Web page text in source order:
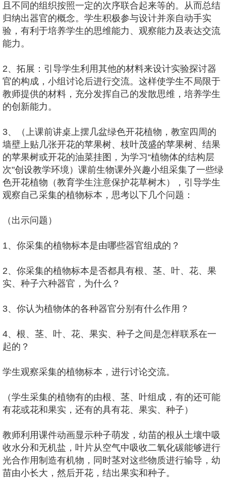
且不同的组织按照一定的次序联合起来等的。从而总结
归纳出器官的概念。学生积极参与设计并亲自动手实
验，有利于培养学生的思维能力、观察能力及表达交流
能力。
2、拓展：引导学生利用其他的材料来设计实验探讨器
官的构成，小组讨论后进行交流。这样使学生不局限于
教师提供的材料，充分发挥自己的发散思维，培养学生
的创新能力。
3、（上课前讲桌上摆几盆绿色开花植物，教室四周的
墙壁上贴几张开花的苹果树、枝叶茂盛的苹果树、结果
的苹果树或开花的油菜挂图，为学习“植物体的结构层
次"创设教学环境）课前生物课外兴趣小组采集了一些绿
色开花植物（教育学生注意保护花草树木），引导学生
观察自己采集的植物标本，思考以下几个问题：
（出示问题）
1、你采集的植物标本是由哪些器官组成的？
2、你采集的植物标本是否都具有根、茎、叶、花、果
实、种子六种器官，为什么？
3、你认为植物体的各种器官分别有什么作用？
4、根、茎、叶、花、果实、种子之间是怎样联系在一
起的？
学生观察采集的植物标本，进行讨论交流。
（学生采集的植物有的由根、茎、叶组成，有的还可能
有花或花和果实，还有的具有花、果实、种子）
教师利用课件动画显示种子萌发，幼苗的根从土壤中吸
收水分和无机盐，叶片从空气中吸收二氧化碳能够进行
光合作用制造有机物，同时茎对这些物质进行输导，幼
苗由小长大，然后开花，结出果实和种子。